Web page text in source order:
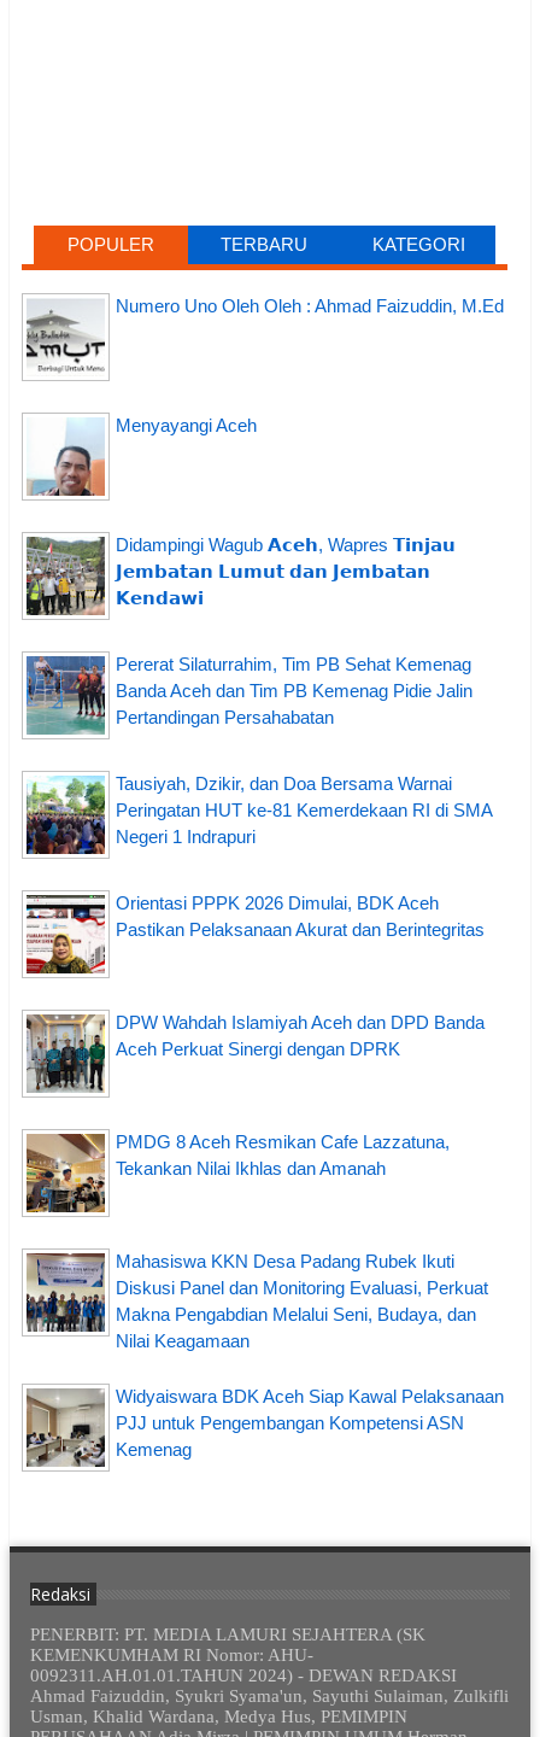
POPULER TERBARU KATEGORI
Numero Uno Oleh Oleh : Ahmad Faizuddin, M.Ed
Menyayangi Aceh
Didampingi Wagub 𝗔𝗰𝗲𝗵, Wapres 𝗧𝗶𝗻𝗷𝗮𝘂
𝗝𝗲𝗺𝗯𝗮𝘁𝗮𝗻 𝗟𝘂𝗺𝘂𝘁 𝗱𝗮𝗻 𝗝𝗲𝗺𝗯𝗮𝘁𝗮𝗻
𝗞𝗲𝗻𝗱𝗮𝘄𝗶
Pererat Silaturrahim, Tim PB Sehat Kemenag
Banda Aceh dan Tim PB Kemenag Pidie Jalin
Pertandingan Persahabatan
Tausiyah, Dzikir, dan Doa Bersama Warnai
Peringatan HUT ke-81 Kemerdekaan RI di SMA
Negeri 1 Indrapuri
Orientasi PPPK 2026 Dimulai, BDK Aceh
Pastikan Pelaksanaan Akurat dan Berintegritas
DPW Wahdah Islamiyah Aceh dan DPD Banda
Aceh Perkuat Sinergi dengan DPRK
PMDG 8 Aceh Resmikan Cafe Lazzatuna,
Tekankan Nilai Ikhlas dan Amanah
Mahasiswa KKN Desa Padang Rubek Ikuti
Diskusi Panel dan Monitoring Evaluasi, Perkuat
Makna Pengabdian Melalui Seni, Budaya, dan
Nilai Keagamaan
Widyaiswara BDK Aceh Siap Kawal Pelaksanaan
PJJ untuk Pengembangan Kompetensi ASN
Kemenag
Redaksi
PENERBIT: PT. MEDIA LAMURI SEJAHTERA (SK
KEMENKUMHAM RI Nomor: AHU-
0092311.AH.01.01.TAHUN 2024) - DEWAN REDAKSI
Ahmad Faizuddin, Syukri Syama'un, Sayuthi Sulaiman, Zulkifli
Usman, Khalid Wardana, Medya Hus, PEMIMPIN